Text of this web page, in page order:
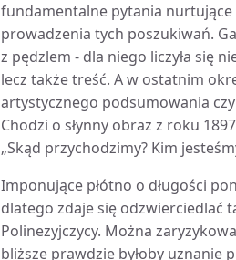
fundamentalne pytania nurtujące
prowadzenia tych poszukiwań.
z pędzlem - dla niego liczyła się
lecz także treść. A w ostatnim
artystycznego podsumowania
Chodzi o słynny obraz z roku
„Skąd przychodzimy? Kim
Imponujące płótno o długości
dlatego zdaje się odzwierciedlać
Polinezyjczycy. Można
bliższe prawdzie byłoby